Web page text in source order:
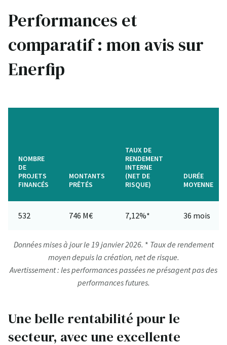
Performances et
comparatif : mon avis sur
Enerfip
NOMBRE
DE
PROJETS
FINANCÉS
MONTANTS
PRÊTÉS
TAUX DE
RENDEMENT
INTERNE
(NET DE
RISQUE)
DURÉE
MOYENNE
532 746 M€ 7,12%* 36 mois
Données mises à jour le 19 janvier 2026. * Taux de rendement
moyen depuis la création, net de risque.
Avertissement : les performances passées ne présagent pas des
performances futures.
Une belle rentabilité pour le
secteur, avec une excellente